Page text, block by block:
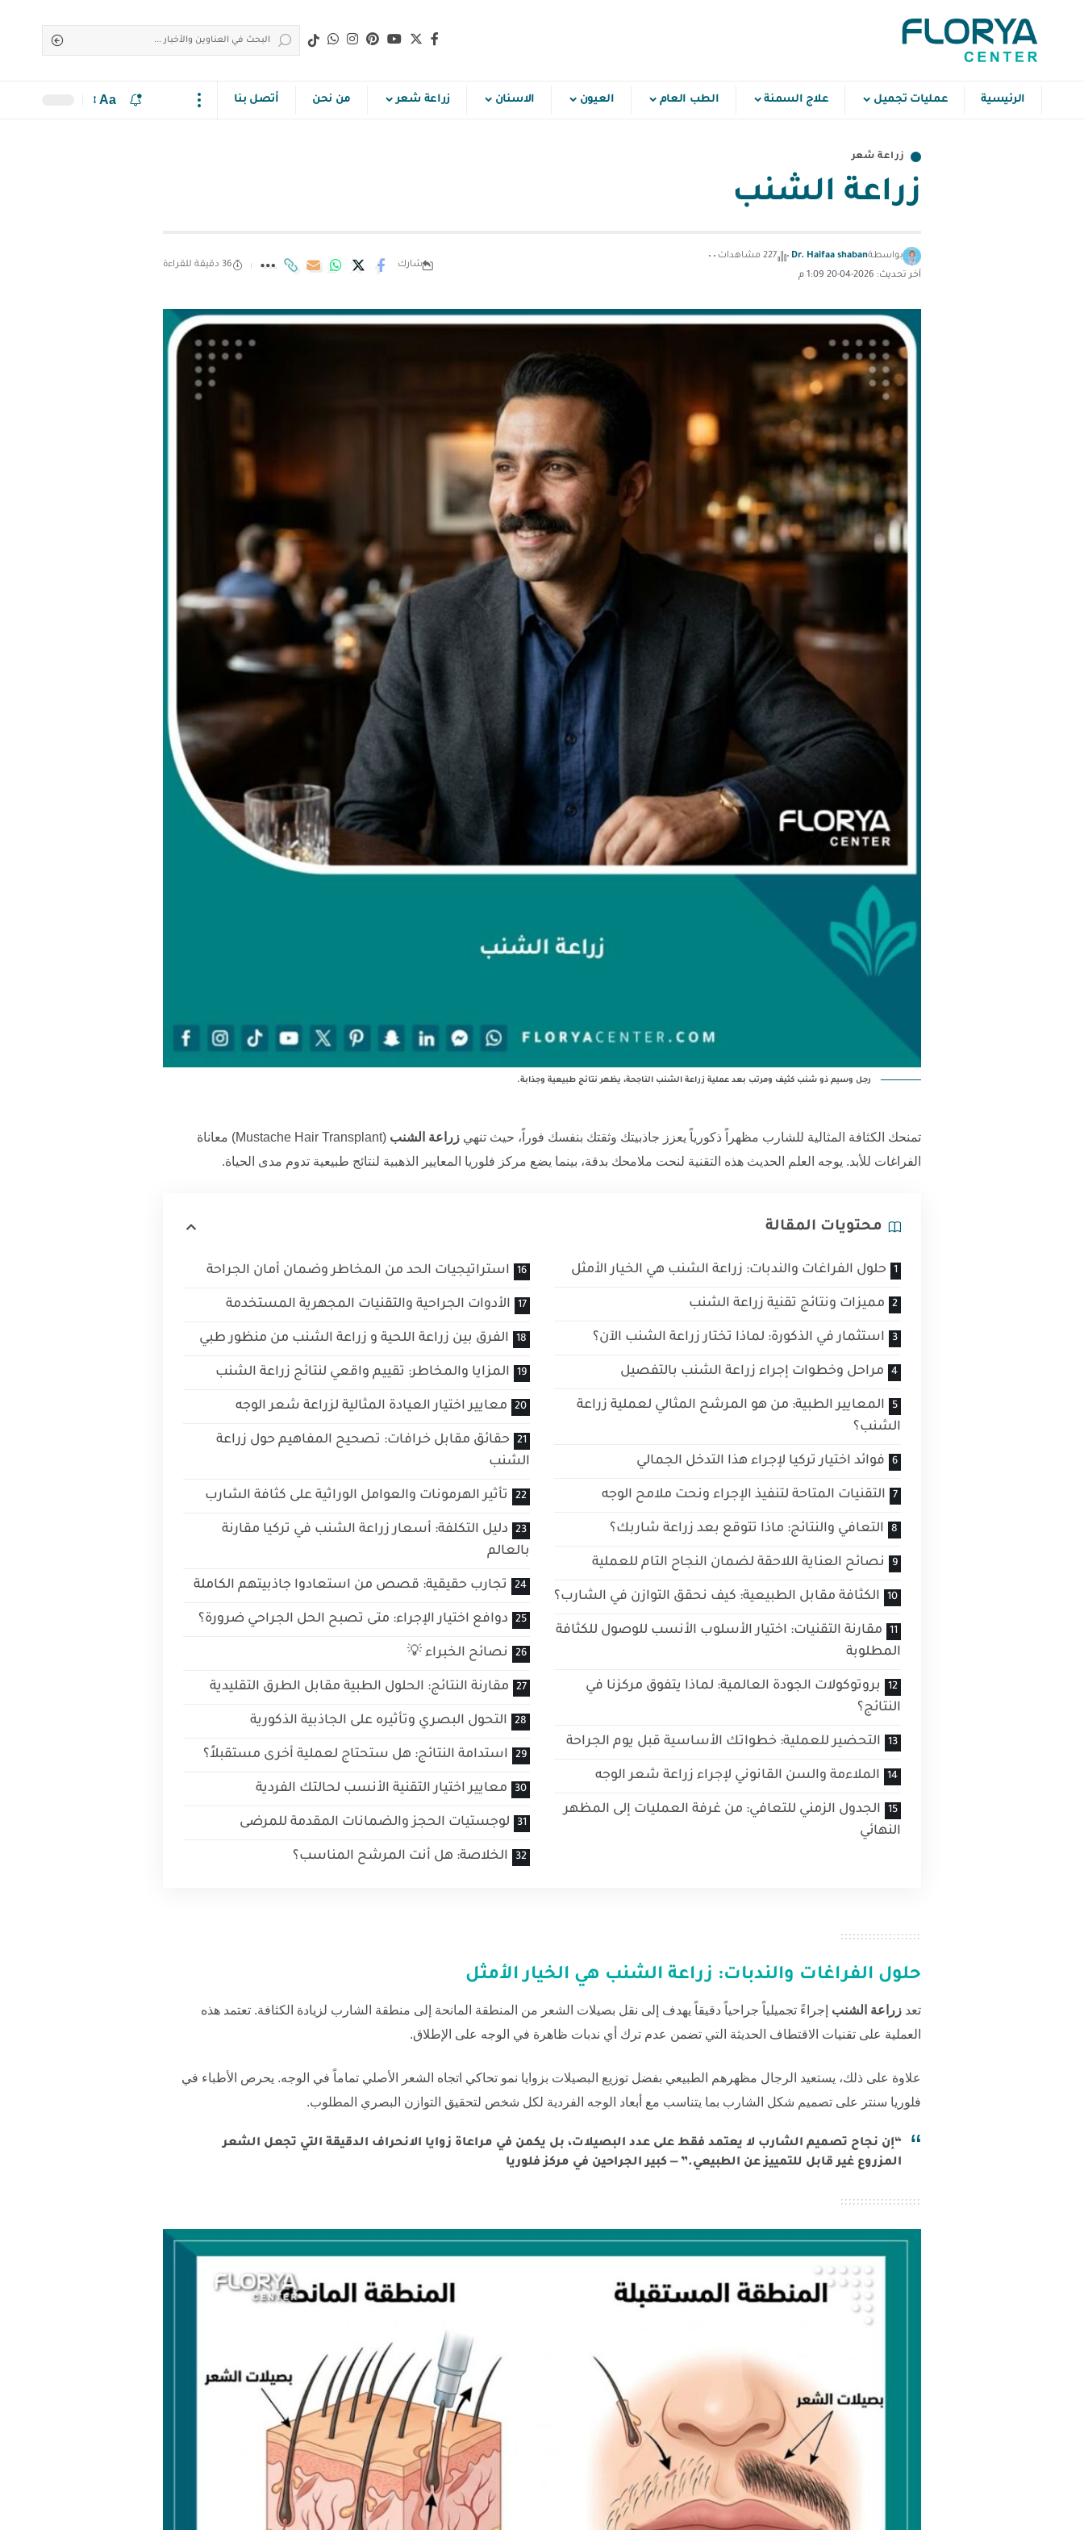
الرئيسية عمليات تجميل علاج السمنة الطب العام العيون الاسنان زراعة شعر من نحن أتصل بنا Aa
زراعة شعر
زراعة الشنب
آخر تحديث: 2026-04-20 1:09 م
بواسطةDr. Haifaa shaban
227 مشاهدات
شارك
36 دقيقة للقراءة
رجل وسيم ذو شنب كثيف ومرتب بعد عملية زراعة الشنب الناجحة، يظهر نتائج طبيعية وجذابة.
تمنحك الكثافة المثالية للشارب مظهراً ذكورياً يعزز جاذبيتك وثقتك بنفسك فوراً، حيث تنهي زراعة الشنب
(Mustache Hair Transplant) معاناة
الفراغات للأبد. يوجه العلم الحديث هذه التقنية لنحت ملامحك بدقة، بينما يضع مركز فلوريا المعايير الذهبية لنتائج طبيعية تدوم مدى الحياة.
محتويات المقالة
حلول الفراغات والندبات: زراعة الشنب هي الخيار الأمثل
مميزات ونتائج تقنية زراعة الشنب
استثمار في الذكورة: لماذا تختار زراعة الشنب الآن؟
مراحل وخطوات إجراء زراعة الشنب بالتفصيل
المعايير الطبية: من هو المرشح المثالي لعملية زراعة
الشنب؟
فوائد اختيار تركيا لإجراء هذا التدخل الجمالي
التقنيات المتاحة لتنفيذ الإجراء ونحت ملامح الوجه
التعافي والنتائج: ماذا تتوقع بعد زراعة شاربك؟
نصائح العناية اللاحقة لضمان النجاح التام للعملية
الكثافة مقابل الطبيعية: كيف نحقق التوازن في الشارب؟
مقارنة التقنيات: اختيار الأسلوب الأنسب للوصول للكثافة
المطلوبة
بروتوكولات الجودة العالمية: لماذا يتفوق مركزنا في
النتائج؟
التحضير للعملية: خطواتك الأساسية قبل يوم الجراحة
الملاءمة والسن القانوني لإجراء زراعة شعر الوجه
الجدول الزمني للتعافي: من غرفة العمليات إلى المظهر
النهائي
استراتيجيات الحد من المخاطر وضمان أمان الجراحة
الأدوات الجراحية والتقنيات المجهرية المستخدمة
الفرق بين زراعة اللحية و زراعة الشنب من منظور طبي
المزايا والمخاطر: تقييم واقعي لنتائج زراعة الشنب
معايير اختيار العيادة المثالية لزراعة شعر الوجه
حقائق مقابل خرافات: تصحيح المفاهيم حول زراعة
الشنب
تأثير الهرمونات والعوامل الوراثية على كثافة الشارب
دليل التكلفة: أسعار زراعة الشنب في تركيا مقارنة
بالعالم
تجارب حقيقية: قصص من استعادوا جاذبيتهم الكاملة
دوافع اختيار الإجراء: متى تصبح الحل الجراحي ضرورة؟
نصائح الخبراء 💡
مقارنة النتائج: الحلول الطبية مقابل الطرق التقليدية
التحول البصري وتأثيره على الجاذبية الذكورية
استدامة النتائج: هل ستحتاج لعملية أخرى مستقبلاً؟
معايير اختيار التقنية الأنسب لحالتك الفردية
لوجستيات الحجز والضمانات المقدمة للمرضى
الخلاصة: هل أنت المرشح المناسب؟
حلول الفراغات والندبات: زراعة الشنب هي الخيار الأمثل
تعد زراعة الشنب إجراءً تجميلياً جراحياً دقيقاً يهدف إلى نقل بصيلات الشعر من المنطقة المانحة إلى منطقة الشارب لزيادة الكثافة. تعتمد هذه
العملية على تقنيات الاقتطاف الحديثة التي تضمن عدم ترك أي ندبات ظاهرة في الوجه على الإطلاق.
علاوة على ذلك، يستعيد الرجال مظهرهم الطبيعي بفضل توزيع البصيلات بزوايا نمو تحاكي اتجاه الشعر الأصلي تماماً في الوجه. يحرص الأطباء في
فلوريا سنتر
على تصميم شكل الشارب بما يتناسب مع أبعاد الوجه الفردية لكل شخص لتحقيق التوازن البصري المطلوب.
“إن نجاح تصميم الشارب لا يعتمد فقط على عدد البصيلات، بل يكمن في مراعاة زوايا الانحراف الدقيقة التي تجعل الشعر
المزروع غير قابل للتمييز عن الطبيعي.” — كبير الجراحين في مركز فلوريا